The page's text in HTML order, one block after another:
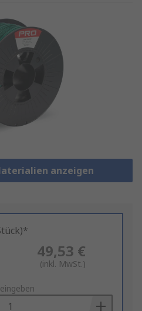
anzeigen
49,53 €
(inkl. MwSt.)